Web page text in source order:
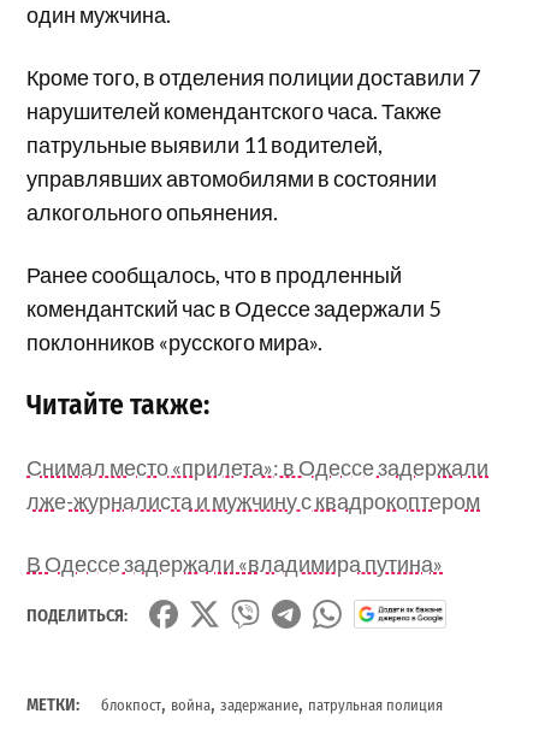
один мужчина.
Кроме того, в отделения полиции доставили 7
нарушителей комендантского часа. Также
патрульные выявили 11 водителей,
управлявших автомобилями в состоянии
алкогольного опьянения.
Ранее сообщалось, что в продленный
комендантский час в Одессе задержали 5
поклонников «русского мира».
Читайте также:
Снимал место «прилета»: в Одессе задержали
лже-журналиста и мужчину с квадрокоптером
В Одессе задержали «владимира путина»
ПОДЕЛИТЬСЯ:
МЕТКИ: блокпост, война,задержание, патрульная полиция